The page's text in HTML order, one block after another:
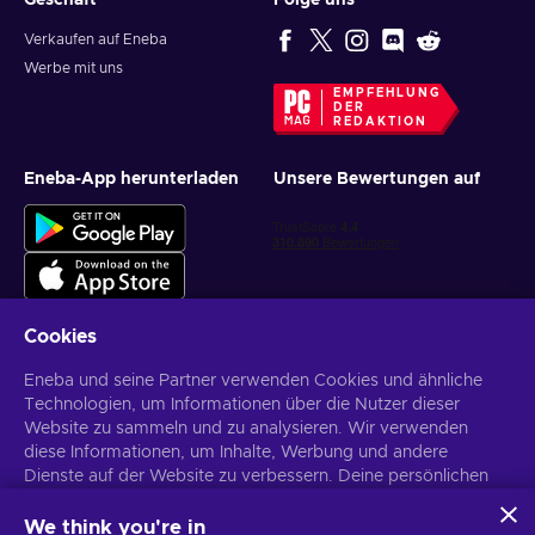
Verkaufen auf Eneba
Werbe mit uns
EMPFEHLUNG
DER
REDAKTION
Eneba-App herunterladen Unsere Bewertungen auf
Abonnieren
Du kannst dich jederzeit wieder abmelden. Weitere Informationen in
Cookies
Eneba und seine Partner verwenden Cookies und ähnliche
Technologien, um Informationen über die Nutzer dieser
Website zu sammeln und zu analysieren. Wir verwenden
diese Informationen, um Inhalte, Werbung und andere
Dienste auf der Website zu verbessern. Deine persönlichen
verwendet werden.
We think you're in